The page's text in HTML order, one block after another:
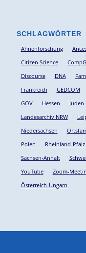
SCHLAGWÖRTER
Ahnenforschung
Citizen Science
Discourse
DNA
Frankreich
GEDCOM
GOV
Hessen Juden
Landesarchiv NRW
Niedersachsen
Polen
Rheinland-Pfalz
Sachsen-Anhalt
YouTube
Zoom-
Österreich-Ungarn